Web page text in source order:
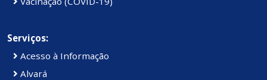
Serviços:
Acesso à Informação
Alvará